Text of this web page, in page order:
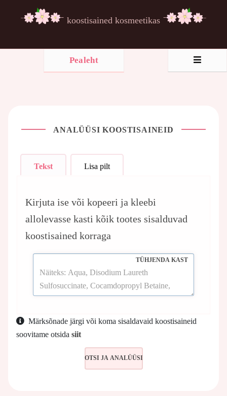
koostisained kosmeetikas
Pealeht
ANALÜÜSI KOOSTISAINEID
Tekst Lisa pilt
Kirjuta ise või kopeeri ja kleebi
allolevasse kasti kõik tootes sisalduvad
koostisained korraga
TÜHJENDA KAST
Märksõnade järgi või koma sisaldavaid koostisaineid
soovitame otsida siit